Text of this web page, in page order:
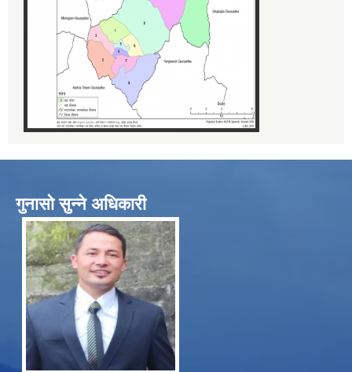
गुनासो सुन्ने अधिकारी